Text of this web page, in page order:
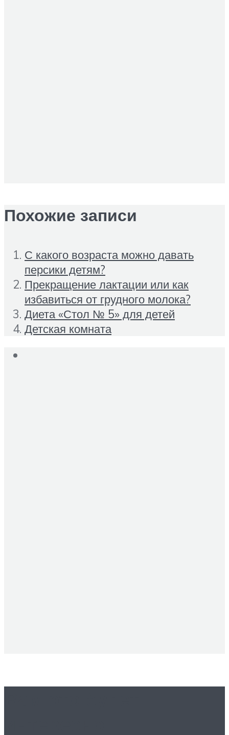
Похожие записи
С какого возраста можно давать
персики детям?
Прекращение лактации или как
избавиться от грудного молока?
Диета «Стол № 5» для детей
Детская комната